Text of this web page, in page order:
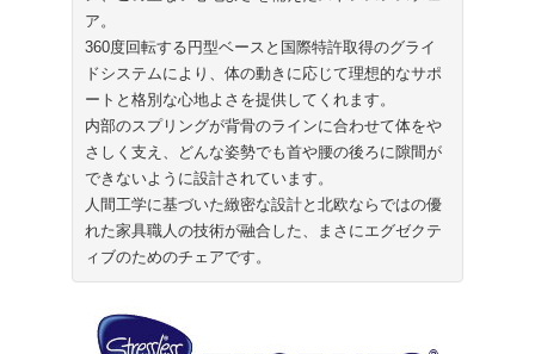
ア。
360度回転する円型ベースと国際特許取得のグライ
ドシステムにより、体の動きに応じて理想的なサポ
ートと格別な心地よさを提供してくれます。
内部のスプリングが背骨のラインに合わせて体をや
さしく支え、どんな姿勢でも首や腰の後ろに隙間が
できないように設計されています。
人間工学に基づいた緻密な設計と北欧ならではの優
れた家具職人の技術が融合した、まさにエグゼクテ
ィブのためのチェアです。